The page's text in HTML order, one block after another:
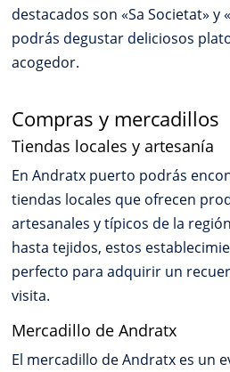
destacados son «Sa Societat» y
podrás degustar deliciosos
acogedor.
Compras y mercadillos
Tiendas locales y artesanía
En Andratx puerto podrás
tiendas locales que ofrecen
artesanales y típicos de la
hasta tejidos, estos
perfecto para adquirir un
visita.
Mercadillo de Andratx
El mercadillo de Andratx es un